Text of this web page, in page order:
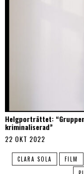
Helgporträttet:
kriminaliserad”
22 OKT 2022
CLARA SOLA FILM